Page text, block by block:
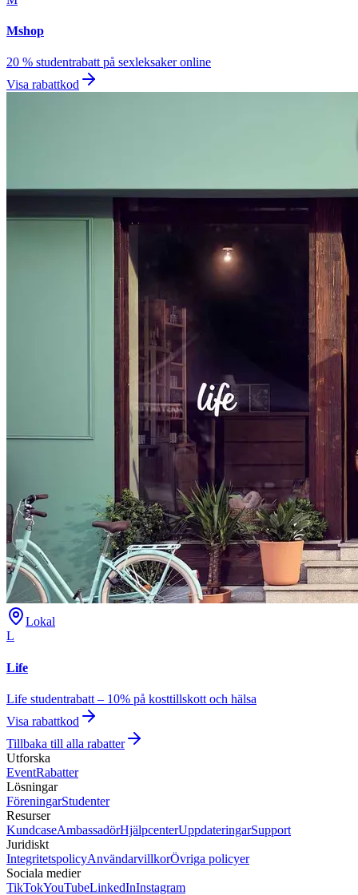
Mshop
20 % studentrabatt på sexleksaker online
Visa rabattkod
Lokal
L
Life
Life studentrabatt – 10% på kosttillskott och hälsa
Visa rabattkod
Tillbaka till alla rabatter
Utforska
EventRabatter
Lösningar
FöreningarStudenter
Resurser
KundcaseAmbassadörHjälpcenterUppdateringarSupport
Juridiskt
IntegritetspolicyAnvändarvillkorÖvriga policyer
Sociala medier
TikTokYouTubeLinkedInInstagram